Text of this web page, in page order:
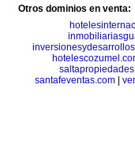
Otros dominios en venta:
santafeventas.com|